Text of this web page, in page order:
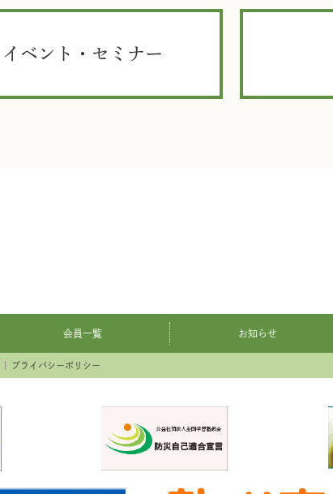
イベント・セミナー
会員一覧 お知らせ
プライバシーポリシー